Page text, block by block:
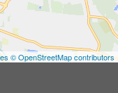
© OpenStreetMap contributors